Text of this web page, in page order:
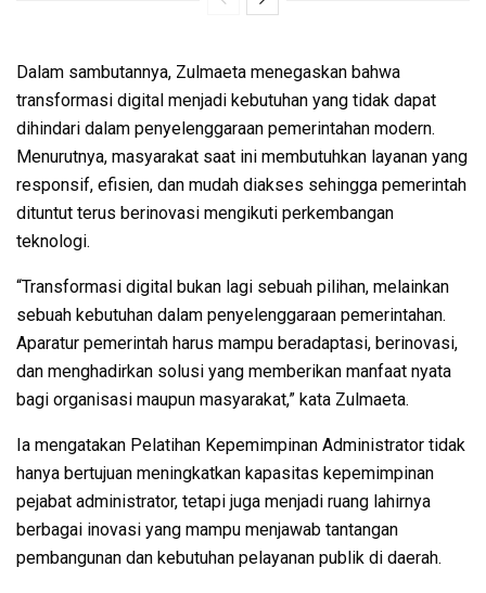
Dalam sambutannya, Zulmaeta menegaskan bahwa
transformasi digital menjadi kebutuhan yang tidak dapat
dihindari dalam penyelenggaraan pemerintahan modern.
Menurutnya, masyarakat saat ini membutuhkan layanan yang
responsif, efisien, dan mudah diakses sehingga pemerintah
dituntut terus berinovasi mengikuti perkembangan
teknologi.
“Transformasi digital bukan lagi sebuah pilihan, melainkan
sebuah kebutuhan dalam penyelenggaraan pemerintahan.
Aparatur pemerintah harus mampu beradaptasi, berinovasi,
dan menghadirkan solusi yang memberikan manfaat nyata
bagi organisasi maupun masyarakat,” kata Zulmaeta.
Ia mengatakan Pelatihan Kepemimpinan Administrator tidak
hanya bertujuan meningkatkan kapasitas kepemimpinan
pejabat administrator, tetapi juga menjadi ruang lahirnya
berbagai inovasi yang mampu menjawab tantangan
pembangunan dan kebutuhan pelayanan publik di daerah.